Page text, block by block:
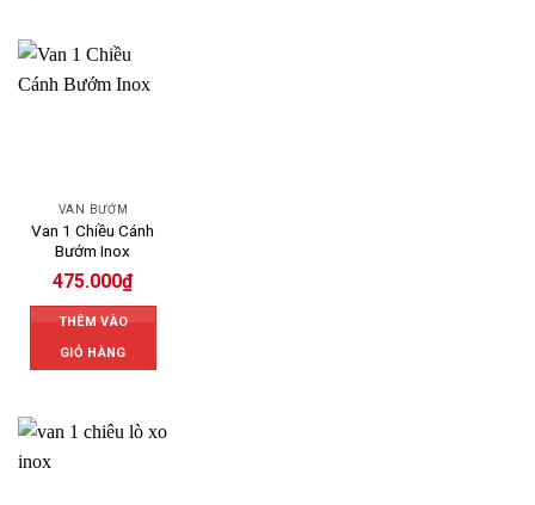
VAN BƯỚM
Van 1 Chiều Cánh
Bướm Inox
475.000₫
THÊM VÀO
GIỎ HÀNG